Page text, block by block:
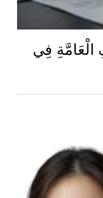
الْعَامَّةِ فِي